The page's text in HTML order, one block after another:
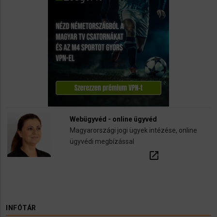
Webügyvéd - online ügyvéd
Magyarországi jogi ügyek intézése, online
ügyvédi megbízással
open_in_new
INFÓTÁR